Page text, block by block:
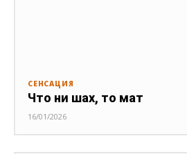
СЕНСАЦИЯ
Что ни шах, то мат
16/01/2026